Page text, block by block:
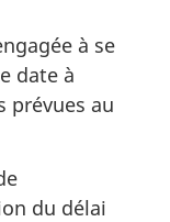
à se
date à
prévues au
du délai